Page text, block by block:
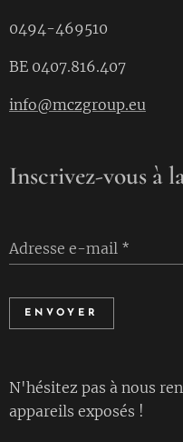
0494-469510
BE 0407.816.407
info@mczgroup.eu
Inscrivez-vous à
Adresse e-mail
ENVOYER
N'hésitez pas à nous
appareils exposés !